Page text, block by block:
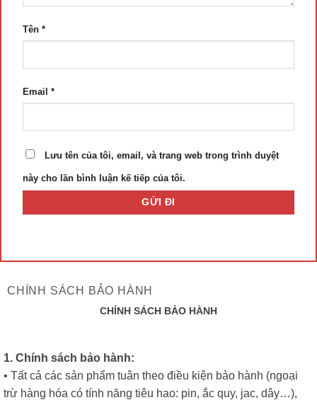
Tên *
Email *
Lưu tên của tôi, email, và trang web trong trình duyệt
này cho lần bình luận kế tiếp của tôi.
CHÍNH SÁCH BẢO HÀNH
CHÍNH SÁCH BẢO HÀNH
1. Chính sách bảo hành:
• Tất cả các sản phẩm tuân theo điều kiện bảo hành (ngoại
trừ hàng hóa có tính năng tiêu hao: pin, ắc quy, jac, dây…),